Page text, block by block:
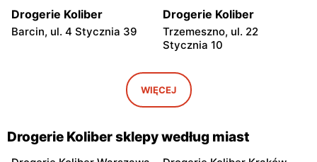
Drogerie Koliber
Barcin, ul. 4 Stycznia 39
Drogerie Koliber
Trzemeszno, ul. 22
Stycznia 10
Witkowo, ul. Poznańska 27
Drogerie Koliber
Zawiercie, ul. Powstańców
Śląskich 2
Drogerie Koliber
Wolbrom, ul. 1 Maja 38
Drogerie Koliber
Bydgoszcz, ul. Gdańska 44
WIĘCEJ
Drogerie Koliber sklepy według miast